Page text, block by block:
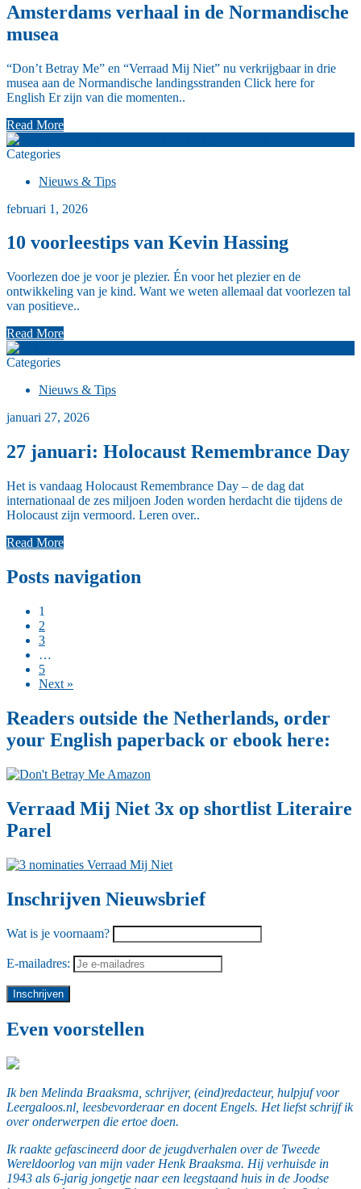
Amsterdams verhaal in de Normandische
musea
“Don’t Betray Me” en “Verraad Mij Niet” nu verkrijgbaar in drie
musea aan de Normandische landingsstranden Click here for
English Er zijn van die momenten..
Read More
Categories
Nieuws & Tips
februari 1, 2026
10 voorleestips van Kevin Hassing
Voorlezen doe je voor je plezier. Én voor het plezier en de
ontwikkeling van je kind. Want we weten allemaal dat voorlezen tal
van positieve..
Read More
Categories
Nieuws & Tips
januari 27, 2026
27 januari: Holocaust Remembrance Day
Het is vandaag Holocaust Remembrance Day – de dag dat
internationaal de zes miljoen Joden worden herdacht die tijdens de
Holocaust zijn vermoord. Leren over..
Read More
Posts navigation
1
2
3
…
5
Next »
Readers outside the Netherlands, order
your English paperback or ebook here:
Verraad Mij Niet 3x op shortlist Literaire
Parel
Inschrijven Nieuwsbrief
Wat is je voornaam?
E-mailadres:
Even voorstellen
Ik ben Melinda Braaksma, schrijver, (eind)redacteur, hulpjuf voor
Leergaloos.nl, leesbevorderaar en docent Engels. Het liefst schrijf ik
over onderwerpen die ertoe doen.
Ik raakte gefascineerd door de jeugdverhalen over de Tweede
Wereldoorlog van mijn vader Henk Braaksma. Hij verhuisde in
1943 als 6-jarig jongetje naar een leegstaand huis in de Joodse